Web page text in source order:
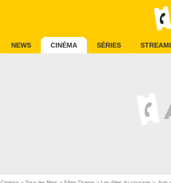
NEWS CINÉMA SÉRIES